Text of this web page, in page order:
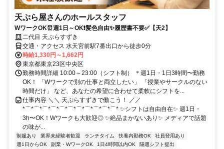
天ぷら屋さんのホールスタッフ
WワークOK⏰週1日～OK❗髪色自由✨履歴書不要✅【天2】
二代目 天ぷらすずき
交通・アクセス 水天宮前駅7番出口から徒歩0分
時給1,330円～1,662円
東京都東京23区中央区
勤務時間詳細 10:00～23:00（シフト制） ＊週1日・1日3時間〜勤務
OK！ 「Wワークで別の仕事と両立したい」 「授業やサークルのない
時間だけ」 など、あなたの希望に合わせて柔軟にシフトを...
仕事内容 ＼＼ 天ぷらすずきで働こう！ ／／
*⌒*⌒*⌒*⌒*⌒*⌒*⌒*⌒*⌒*⌒*⌒* ✨シフトは自由自在✨ 週1日・
3h〜OK！Wワークも大歓迎◎ ✨絶品まかないあり✨ メディアで話題
の味が...
制服あり 業界未経験者歓迎 ランチタイム 扶養内勤務OK
社員登用あり
週1日からOK
副業・WワークOK 1日4時間以内OK
隔週シフト提出